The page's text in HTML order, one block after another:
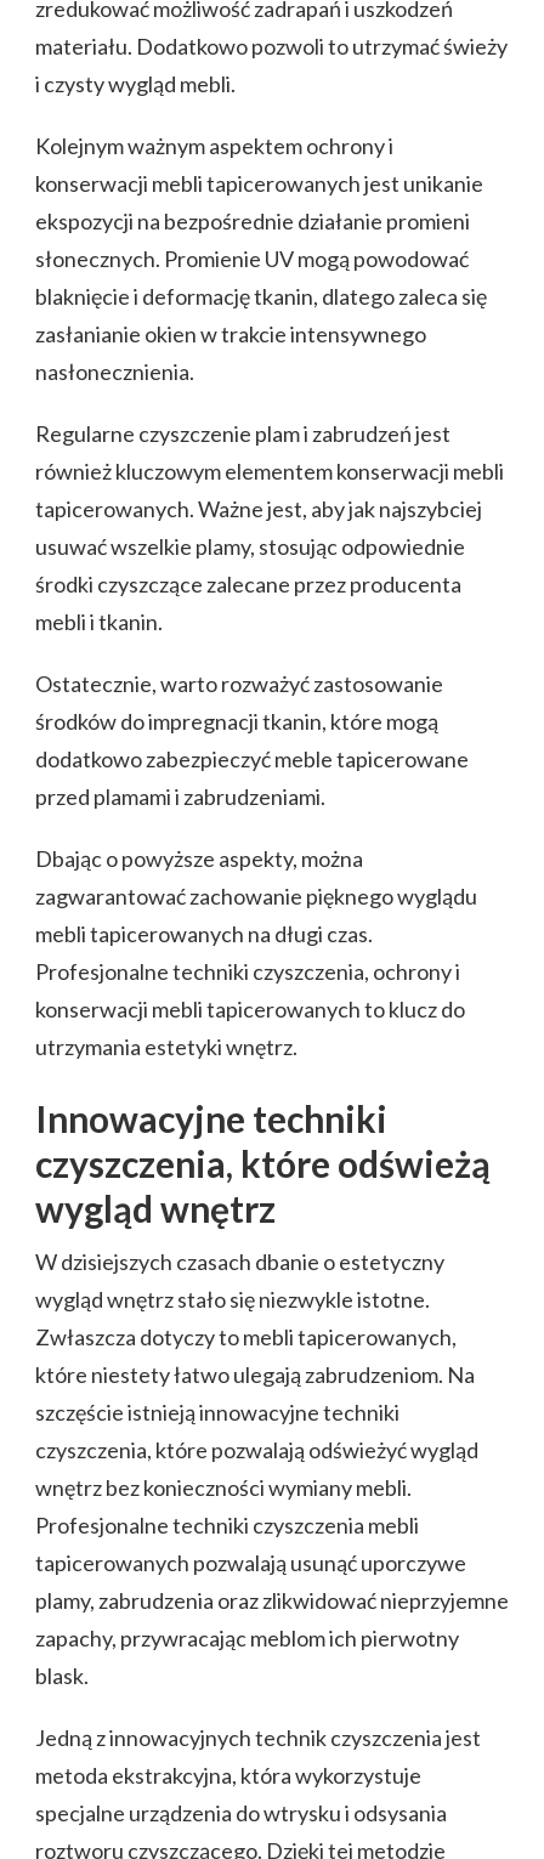
zredukować możliwość zadrapań i uszkodzeń
materiału. Dodatkowo pozwoli to utrzymać świeży
i czysty wygląd mebli.
Kolejnym ważnym aspektem ochrony i
konserwacji mebli tapicerowanych jest unikanie
ekspozycji na bezpośrednie działanie promieni
słonecznych. Promienie UV mogą powodować
blaknięcie i deformację tkanin, dlatego zaleca się
zasłanianie okien w trakcie intensywnego
nasłonecznienia.
Regularne czyszczenie plam i zabrudzeń jest
również kluczowym elementem konserwacji mebli
tapicerowanych. Ważne jest, aby jak najszybciej
usuwać wszelkie plamy, stosując odpowiednie
środki czyszczące zalecane przez producenta
mebli i tkanin.
Ostatecznie, warto rozważyć zastosowanie
środków do impregnacji tkanin, które mogą
dodatkowo zabezpieczyć meble tapicerowane
przed plamami i zabrudzeniami.
Dbając o powyższe aspekty, można
zagwarantować zachowanie pięknego wyglądu
mebli tapicerowanych na długi czas.
Profesjonalne techniki czyszczenia, ochrony i
konserwacji mebli tapicerowanych to klucz do
utrzymania estetyki wnętrz.
Innowacyjne techniki
czyszczenia, które odświeżą
wygląd wnętrz
W dzisiejszych czasach dbanie o estetyczny
wygląd wnętrz stało się niezwykle istotne.
Zwłaszcza dotyczy to mebli tapicerowanych,
które niestety łatwo ulegają zabrudzeniom. Na
szczęście istnieją innowacyjne techniki
czyszczenia, które pozwalają odświeżyć wygląd
wnętrz bez konieczności wymiany mebli.
Profesjonalne techniki czyszczenia mebli
tapicerowanych pozwalają usunąć uporczywe
plamy, zabrudzenia oraz zlikwidować nieprzyjemne
zapachy, przywracając meblom ich pierwotny
blask.
Jedną z innowacyjnych technik czyszczenia jest
metoda ekstrakcyjna, która wykorzystuje
specjalne urządzenia do wtrysku i odsysania
roztworu czyszczącego. Dzięki tej metodzie